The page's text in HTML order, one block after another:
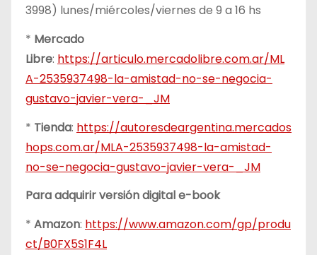
3998) lunes/miércoles/viernes de 9 a 16 hs
* Mercado
Libre: https://articulo.mercadolibre.com.ar/ML
A-2535937498-la-amistad-no-se-negocia-
gustavo-javier-vera-_JM
* Tienda: https://autoresdeargentina.mercados
hops.com.ar/MLA-2535937498-la-amistad-
no-se-negocia-gustavo-javier-vera-_JM
Para adquirir versión digital e-book
* Amazon: https://www.amazon.com/gp/produ
ct/B0FX5S1F4L